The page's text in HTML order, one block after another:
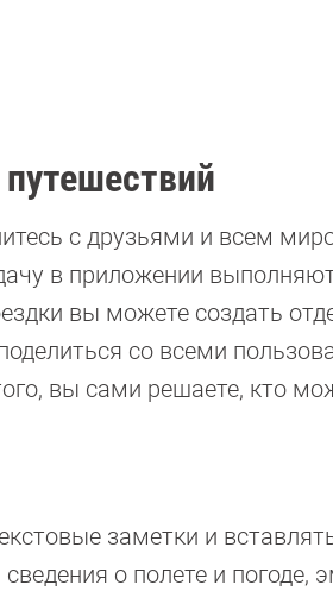
с друзьями и всем
в приложении
вы можете создать
со всеми
вы сами решаете, кто
­заметки и
о полете и